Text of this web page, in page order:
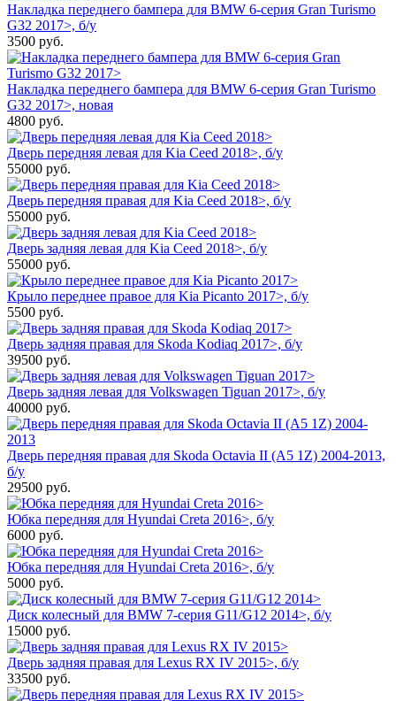
Накладка переднего бампера для BMW 6-серия Gran Turismo
G32 2017>, б/у
3500 руб.
Накладка переднего бампера для BMW 6-серия Gran Turismo
G32 2017>, новая
4800 руб.
Дверь передняя левая для Kia Ceed 2018>, б/у
55000 руб.
Дверь передняя правая для Kia Ceed 2018>, б/у
55000 руб.
Дверь задняя левая для Kia Ceed 2018>, б/у
55000 руб.
Крыло переднее правое для Kia Picanto 2017>, б/у
5500 руб.
Дверь задняя правая для Skoda Kodiaq 2017>, б/у
39500 руб.
Дверь задняя левая для Volkswagen Tiguan 2017>, б/у
40000 руб.
Дверь передняя правая для Skoda Octavia II (A5 1Z) 2004-2013,
б/у
29500 руб.
Юбка передняя для Hyundai Creta 2016>, б/у
6000 руб.
Юбка передняя для Hyundai Creta 2016>, б/у
5000 руб.
Диск колесный для BMW 7-серия G11/G12 2014>, б/у
15000 руб.
Дверь задняя правая для Lexus RX IV 2015>, б/у
33500 руб.